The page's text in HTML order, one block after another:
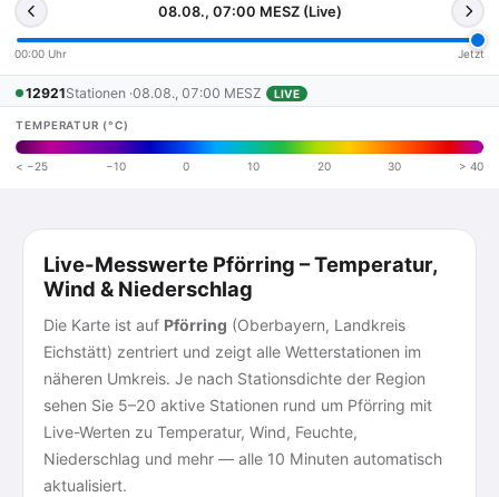
08.08., 07:00 MESZ (Live)
00:00 Uhr Jetzt
12921Stationen ·08.08., 07:00 MESZ LIVE
TEMPERATUR (°C)
< −25 −10 0 10 20 30 > 40
Live-Messwerte Pförring – Temperatur,
Wind & Niederschlag
Die Karte ist auf Pförring (Oberbayern, Landkreis
Eichstätt) zentriert und zeigt alle Wetterstationen im
näheren Umkreis. Je nach Stationsdichte der Region
sehen Sie 5–20 aktive Stationen rund um Pförring mit
Live-Werten zu Temperatur, Wind, Feuchte,
Niederschlag und mehr — alle 10 Minuten automatisch
aktualisiert.